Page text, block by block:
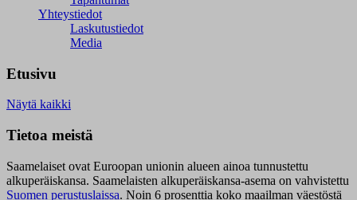
Yhteystiedot
Laskutustiedot
Media
Etusivu
Näytä kaikki
Tietoa meistä
Saamelaiset ovat Euroopan unionin alueen ainoa tunnustettu
alkuperäiskansa. Saamelaisten alkuperäiskansa-asema on vahvistettu
Suomen perustuslaissa. Noin 6 prosenttia koko maailman väestöstä